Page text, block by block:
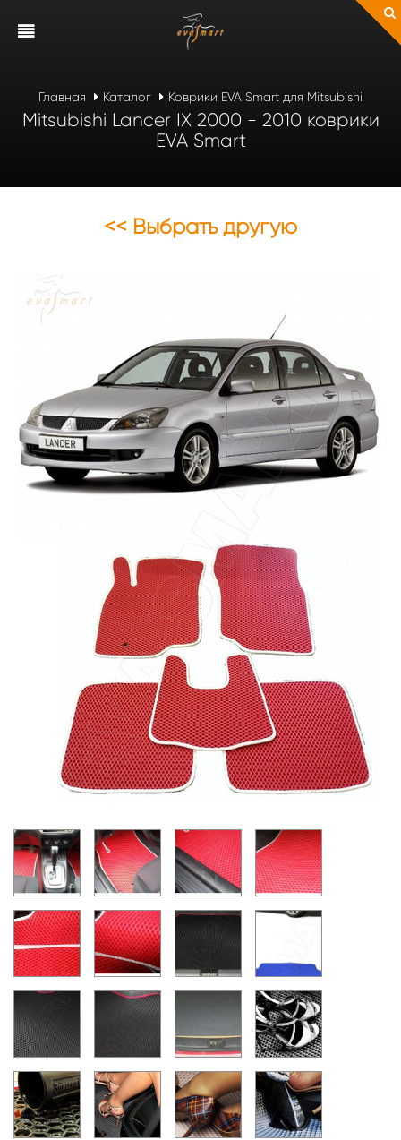
Главная Каталог Коврики EVA Smart для Mitsubishi
Mitsubishi Lancer IX 2000 - 2010 коврики
EVA Smart
<< Выбрать другую